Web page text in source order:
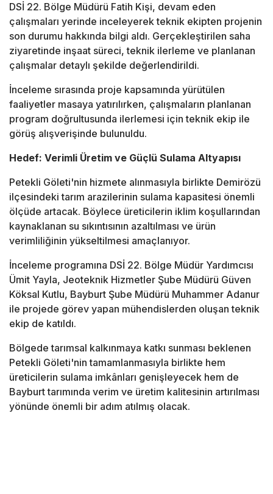
DSİ 22. Bölge Müdürü Fatih Kişi, devam eden
çalışmaları yerinde inceleyerek teknik ekipten projenin
son durumu hakkında bilgi aldı. Gerçekleştirilen saha
ziyaretinde inşaat süreci, teknik ilerleme ve planlanan
çalışmalar detaylı şekilde değerlendirildi.
İnceleme sırasında proje kapsamında yürütülen
faaliyetler masaya yatırılırken, çalışmaların planlanan
program doğrultusunda ilerlemesi için teknik ekip ile
görüş alışverişinde bulunuldu.
Hedef: Verimli Üretim ve Güçlü Sulama Altyapısı
Petekli Göleti'nin hizmete alınmasıyla birlikte Demirözü
ilçesindeki tarım arazilerinin sulama kapasitesi önemli
ölçüde artacak. Böylece üreticilerin iklim koşullarından
kaynaklanan su sıkıntısının azaltılması ve ürün
verimliliğinin yükseltilmesi amaçlanıyor.
İnceleme programına DSİ 22. Bölge Müdür Yardımcısı
Ümit Yayla, Jeoteknik Hizmetler Şube Müdürü Güven
Köksal Kutlu, Bayburt Şube Müdürü Muhammer Adanur
ile projede görev yapan mühendislerden oluşan teknik
ekip de katıldı.
Bölgede tarımsal kalkınmaya katkı sunması beklenen
Petekli Göleti'nin tamamlanmasıyla birlikte hem
üreticilerin sulama imkânları genişleyecek hem de
Bayburt tarımında verim ve üretim kalitesinin artırılması
yönünde önemli bir adım atılmış olacak.